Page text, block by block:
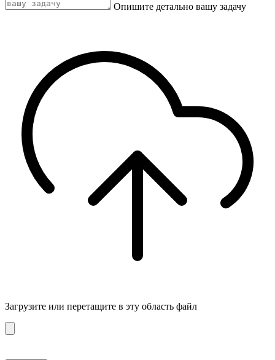
Опишите детально вашу задачу
Загрузите или перетащите в эту область файл